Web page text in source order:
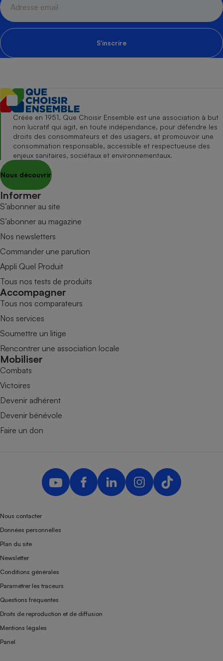
S'inscrire
Créée en 1951, Que Choisir Ensemble est une association à but
non lucratif qui agit, en toute indépendance, pour défendre les
droits des consommateurs et des usagers, et promouvoir une
consommation responsable, accessible et respectueuse des
enjeux sanitaires, sociétaux et environnementaux.
Nous découvrir
Informer
S’abonner au site
S’abonner au magazine
Nos newsletters
Commander une parution
Appli Quel Produit
Tous nos tests de produits
Accompagner
Tous nos comparateurs
Nos services
Soumettre un litige
Rencontrer une association locale
Mobiliser
Combats
Victoires
Devenir adhérent
Devenir bénévole
Faire un don
Nous contacter
Données personnelles
Plan du site
Newsletter
Conditions générales
Paramétrer les traceurs
Questions fréquentes
Droits de reproduction et de diffusion
Mentions légales
Panel